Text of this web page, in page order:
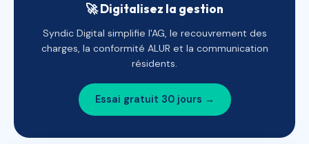
🚀 Digitalisez la gestion
Syndic Digital simplifie l'AG, le recouvrement des
charges, la conformité ALUR et la communication
résidents.
Essai gratuit 30 jours →